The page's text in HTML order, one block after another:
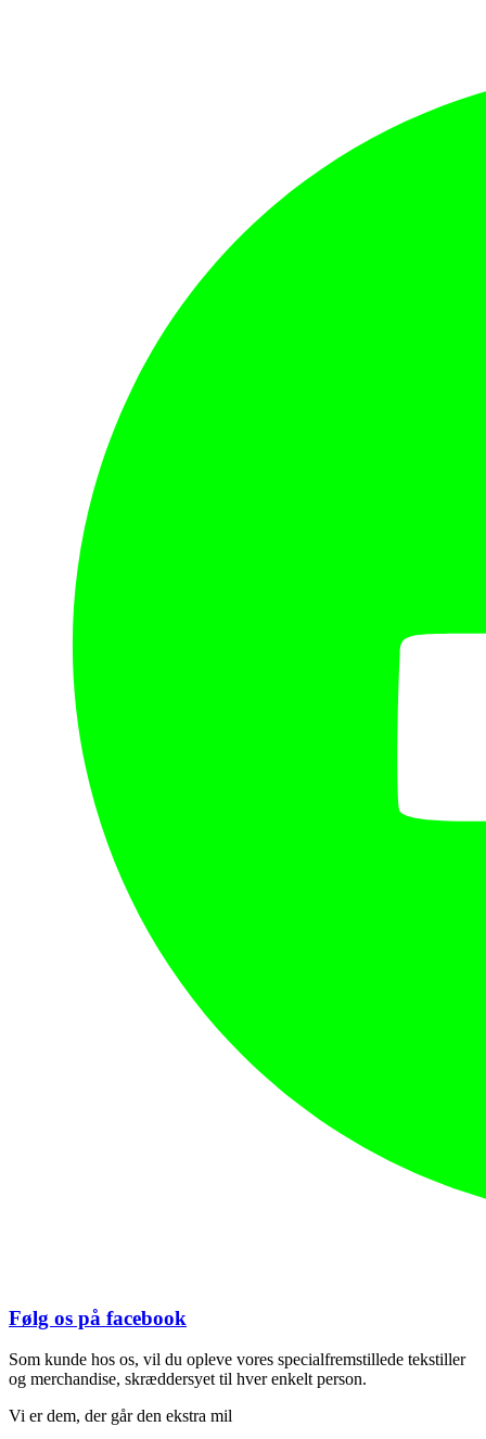
Følg os på facebook
Som kunde hos os, vil du opleve vores specialfremstillede tekstiller
og merchandise, skræddersyet til hver enkelt person.
Vi er dem, der går den ekstra mil